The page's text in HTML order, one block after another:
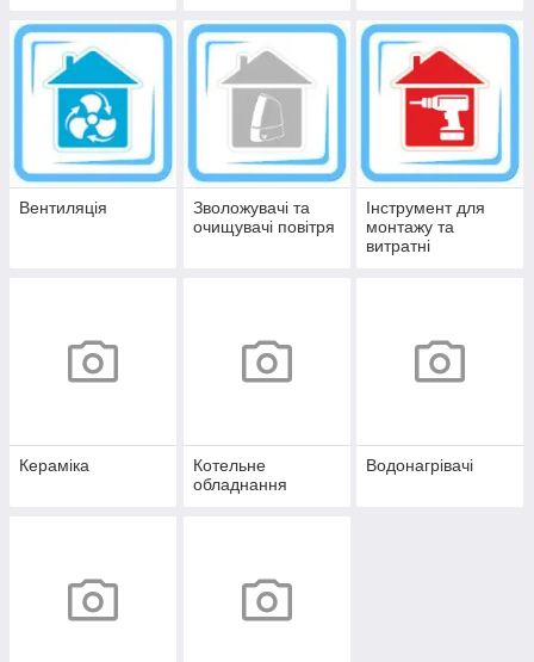
Вентиляція
Зволожувачі та
очищувачі повітря
Інструмент для
монтажу та
витратні
Кераміка
Котельне
обладнання
Водонагрівачі